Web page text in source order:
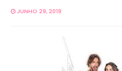
JUNHO 29, 2019